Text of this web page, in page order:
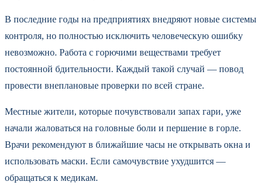
В последние годы на предприятиях внедряют новые системы
контроля, но полностью исключить человеческую ошибку
невозможно. Работа с горючими веществами требует
постоянной бдительности. Каждый такой случай — повод
провести внеплановые проверки по всей стране.
Местные жители, которые почувствовали запах гари, уже
начали жаловаться на головные боли и першение в горле.
Врачи рекомендуют в ближайшие часы не открывать окна и
использовать маски. Если самочувствие ухудшится —
обращаться к медикам.